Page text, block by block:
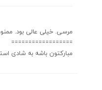
مرسی. خیلی عالی بود.
==================
مبارکتون باشه به شادی